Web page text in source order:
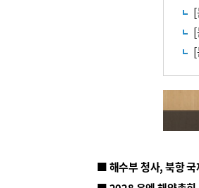
■ 해수부 청사, 북항